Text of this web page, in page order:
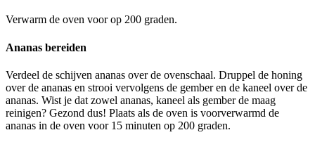
Verwarm de oven voor op 200 graden.
Ananas bereiden
Verdeel de schijven ananas over de ovenschaal. Druppel de honing
over de ananas en strooi vervolgens de gember en de kaneel over de
ananas. Wist je dat zowel ananas, kaneel als gember de maag
reinigen? Gezond dus! Plaats als de oven is voorverwarmd de
ananas in de oven voor 15 minuten op 200 graden.